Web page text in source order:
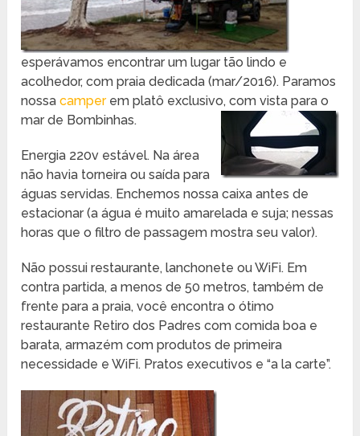
esperávamos encontrar um lugar tão lindo e
acolhedor, com praia dedicada (mar/2016). Paramos
nossacamperem platô exclusivo, com vista para o
mar de Bombinhas.
Energia 220v estável. Na área
não havia torneira ou saída para
águas servidas. Enchemos nossa caixa antes de
estacionar (a água é muito amarelada e suja; nessas
horas que o filtro de passagem mostra seu valor).
Não possui restaurante, lanchonete ou WiFi. Em
contra partida, a menos de 50 metros, também de
frente para a praia, você encontra o ótimo
restaurante Retiro dos Padres com comida boa e
barata, armazém com produtos de primeira
necessidade e WiFi. Pratos executivos e “a la carte”.